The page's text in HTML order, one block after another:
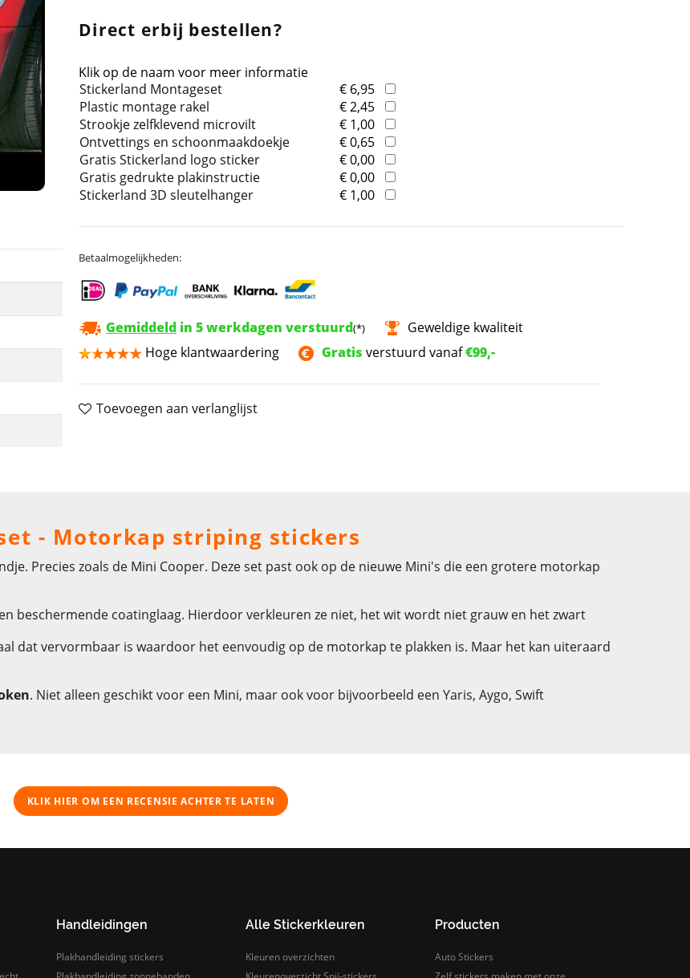
Direct erbij bestellen?
Klik op de naam voor meer informatie
Stickerland Montageset
€ 6,95
Plastic montage rakel
€ 2,45
Strookje zelfklevend microvilt
€ 1,00
Ontvettings en schoonmaakdoekje
€ 0,65
Gratis Stickerland logo sticker
€ 0,00
Gratis gedrukte plakinstructie
€ 0,00
Stickerland 3D sleutelhanger
€ 1,00
Betaalmogelijkheden:
Gemiddeld in 5 werkdagen verstuurd(*)
Geweldige kwaliteit
Hoge klantwaardering
Gratis verstuurd vanaf€99,-
Toevoegen aan verlanglijst
- Motorkap striping stickers
Precies zoals de Mini Cooper. Deze set past ook op de nieuwe Mini's die een grotere motorkap
beschermende coatinglaag. Hierdoor verkleuren ze niet, het wit wordt niet grauw en het zwart
dat vervormbaar is waardoor het eenvoudig op de motorkap te plakken is. Maar het kan uiteraard
. Niet alleen geschikt voor een Mini, maar ook voor bijvoorbeeld een Yaris, Aygo, Swift
KLIK HIER OM EEN ​​RECENSIE ACHTER TE LATEN
Handleidingen
Plakhandleiding stickers
Alle Stickerkleuren
Kleuren overzichten
Producten
Auto Stickers